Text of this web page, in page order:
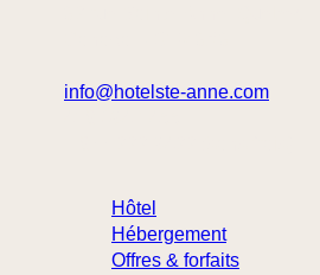
info@hotelste-anne.com
Hôtel
Hébergement
Offres & forfaits